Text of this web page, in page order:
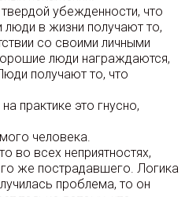
убежденности, что
люди в жизни получают то,
со своими личными
люди награждаются,
получают то, что
практике это гнусно,
человека.
во всех неприятностях,
же пострадавшего. Логика
проблема, то он